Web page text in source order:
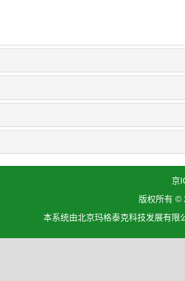
京
版权所有 ©
本系统由北京玛格泰克科技发展有